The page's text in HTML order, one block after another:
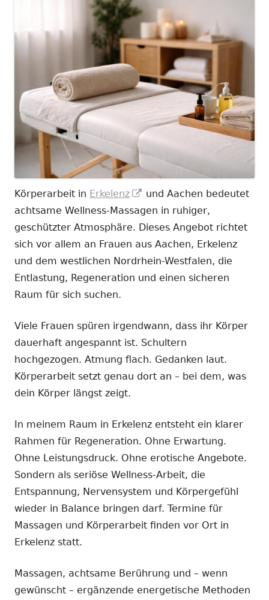
Körperarbeit in Erkelenz
In
neuem
Fenster
öffnen
und Aachen bedeutet
achtsame Wellness-Massagen in ruhiger,
geschützter Atmosphäre. Dieses Angebot richtet
sich vor allem an Frauen aus Aachen, Erkelenz
und dem westlichen Nordrhein-Westfalen, die
Entlastung, Regeneration und einen sicheren
Raum für sich suchen.
Viele Frauen spüren irgendwann, dass ihr Körper
dauerhaft angespannt ist. Schultern
hochgezogen. Atmung flach. Gedanken laut.
Körperarbeit setzt genau dort an – bei dem, was
dein Körper längst zeigt.
In meinem Raum in Erkelenz entsteht ein klarer
Rahmen für Regeneration. Ohne Erwartung.
Ohne Leistungsdruck. Ohne erotische Angebote.
Sondern als seriöse Wellness-Arbeit, die
Entspannung, Nervensystem und Körpergefühl
wieder in Balance bringen darf. Termine für
Massagen und Körperarbeit finden vor Ort in
Erkelenz statt.
Massagen, achtsame Berührung und – wenn
gewünscht – ergänzende energetische Methoden